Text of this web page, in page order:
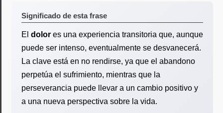
Significado de esta frase
El dolor es una experiencia transitoria que, aunque
puede ser intenso, eventualmente se desvanecerá.
La clave está en no rendirse, ya que el abandono
perpetúa el sufrimiento, mientras que la
perseverancia puede llevar a un cambio positivo y
a una nueva perspectiva sobre la vida.